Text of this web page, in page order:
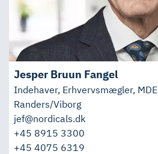
Jesper Bruun Fangel
Indehaver, Erhvervsmægler, MDE
Randers/Viborg
jef@nordicals.dk
+45 8915 3300
+45 4075 6319